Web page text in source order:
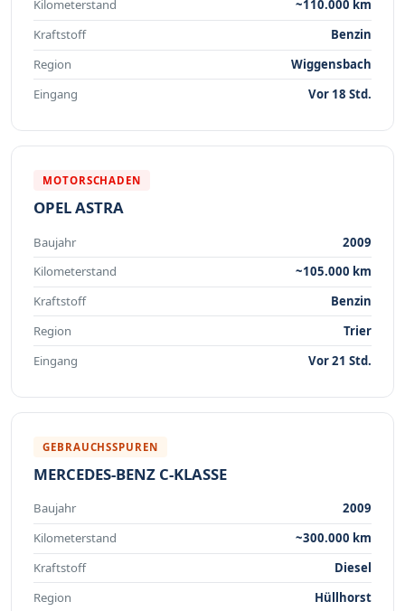
Kilometerstand
~110.000 km
Kraftstoff
Benzin
Region
Wiggensbach
Eingang
Vor 18 Std.
MOTORSCHADEN
OPEL ASTRA
Baujahr
2009
Kilometerstand
~105.000 km
Kraftstoff
Benzin
Region
Trier
Eingang
Vor 21 Std.
GEBRAUCHSSPUREN
MERCEDES-BENZ C-KLASSE
Baujahr
2009
Kilometerstand
~300.000 km
Kraftstoff
Diesel
Region
Hüllhorst